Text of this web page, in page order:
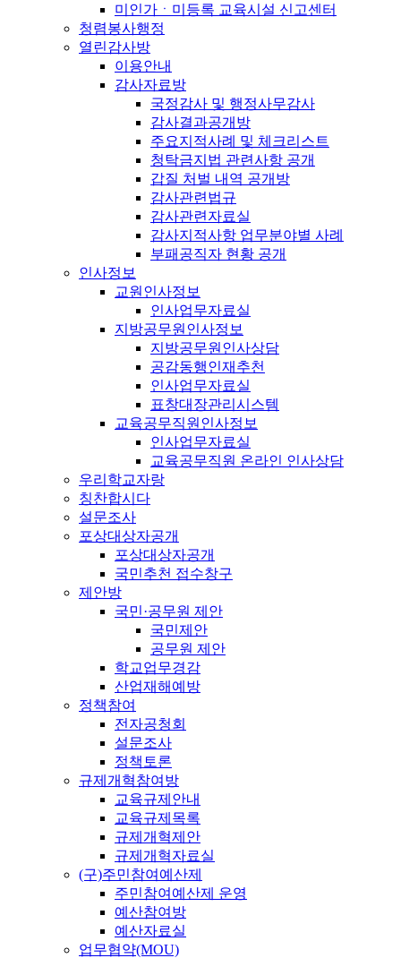
미인가ㆍ미등록 교육시설 신고센터
청렴봉사행정
열린감사방
이용안내
감사자료방
국정감사 및 행정사무감사
감사결과공개방
주요지적사례 및 체크리스트
청탁금지법 관련사항 공개
갑질 처벌 내역 공개방
감사관련법규
감사관련자료실
감사지적사항 업무분야별 사례
부패공직자 현황 공개
인사정보
교원인사정보
인사업무자료실
지방공무원인사정보
지방공무원인사상담
공감동행인재추천
인사업무자료실
표창대장관리시스템
교육공무직원인사정보
인사업무자료실
교육공무직원 온라인 인사상담
우리학교자랑
칭찬합시다
설문조사
포상대상자공개
포상대상자공개
국민추천 접수창구
제안방
국민·공무원 제안
국민제안
공무원 제안
학교업무경감
산업재해예방
정책참여
전자공청회
설문조사
정책토론
규제개혁참여방
교육규제안내
교육규제목록
규제개혁제안
규제개혁자료실
(구)주민참여예산제
주민참여예산제 운영
예산참여방
예산자료실
업무협약(MOU)